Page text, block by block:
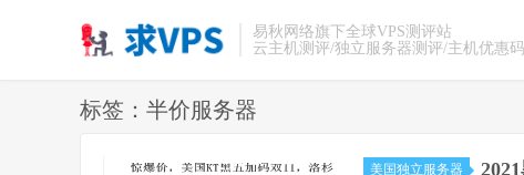
易秋网络旗下全球VPS测评站
云主机测评/独立服务器测评/主机优惠码
标签：半价服务器
美国独立服务器